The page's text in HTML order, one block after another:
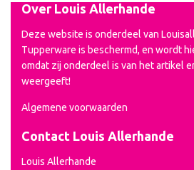
Over Louis Allerhande
Deze website is onderdeel van
Tupperware is beschermd, en wordt
omdat zij onderdeel is van het artikel
weergeeft!
Algemene voorwaarden
Contact Louis Allerhande
Louis Allerhande